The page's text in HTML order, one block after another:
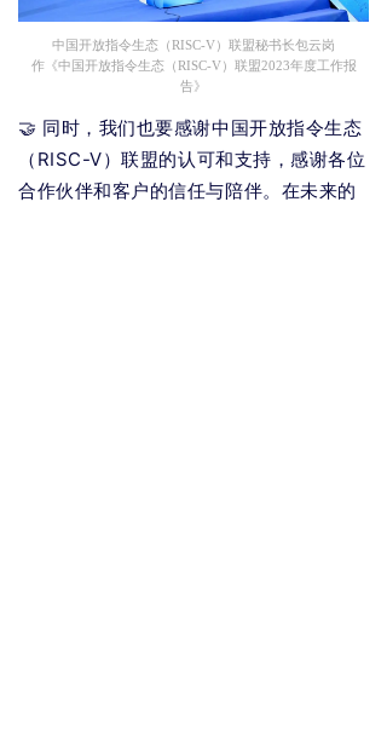
中国开放指令生态（RISC-V）联盟秘书长包云岗
作《中国开放指令生态（RISC-V）联盟2023年度工作报
告》
🤝 同时，我们也要感谢中国开放指令生态
（RISC-V）联盟的认可和支持，感谢各位
合作伙伴和客户的信任与陪伴。在未来的